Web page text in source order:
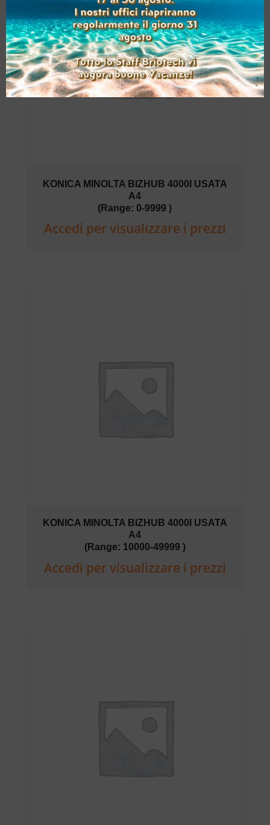
KONICA MINOLTA BIZHUB 4000I USATA
A4
(Range: 0-9999 )
Accedi per visualizzare i prezzi
KONICA MINOLTA BIZHUB 4000I USATA
A4
(Range: 10000-49999 )
Accedi per visualizzare i prezzi